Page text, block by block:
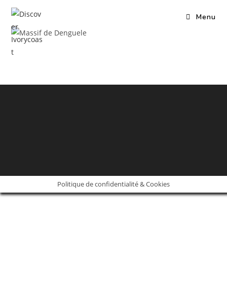
Skip
content
Menu
Politique de confidentialité & Cookies